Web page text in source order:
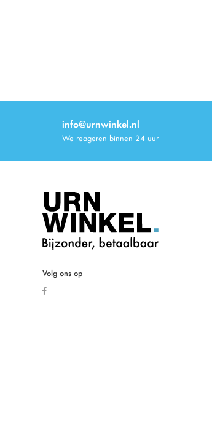
info@urnwinkel.nl
We reageren binnen 24 uur
Volg ons op